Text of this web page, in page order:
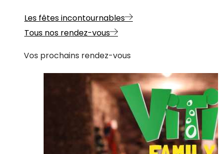
Les fêtes incontournables
Tous nos rendez-vous
Vos prochains rendez-vous